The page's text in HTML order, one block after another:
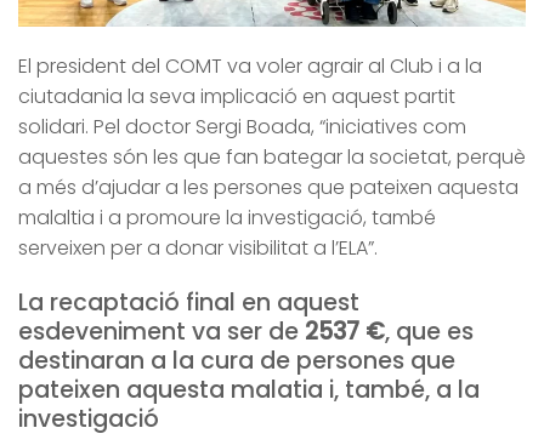
El president del COMT va voler agrair al Club i a la
ciutadania la seva implicació en aquest partit
solidari. Pel doctor Sergi Boada, “iniciatives com
aquestes són les que fan bategar la societat, perquè
a més d’ajudar a les persones que pateixen aquesta
malaltia i a promoure la investigació, també
serveixen per a donar visibilitat a l’ELA”.
La recaptació final en aquest
esdeveniment va ser de 2537 €, que es
destinaran a la cura de persones que
pateixen aquesta malatia i, també, a la
investigació